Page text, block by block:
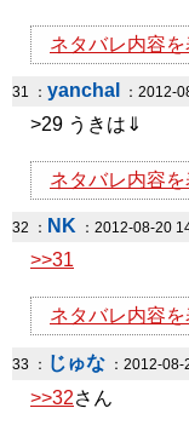
ネタバレ内容
31 ： yanchal ：2012-
>29 うきは⇓
ネタバレ内容
32 ： NK ：2012-08-20
>>31
ネタバレ内容
33 ： じゅな ：2012-
>>32さん